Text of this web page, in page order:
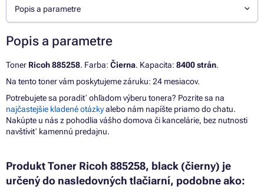
Popis a parametre
Popis a parametre
Toner Ricoh 885258. Farba: Čierna. Kapacita: 8400 strán.
Na tento toner vám poskytujeme záruku: 24 mesiacov.
Potrebujete sa poradiť ohľadom výberu tonera? Pozrite sa na
najčastejšie kladené otázkyalebo nám napíšte priamo do chatu.
Nakúpte u nás z pohodlia vášho domova či kancelárie, bez nutnosti
navštíviť kamennú predajnu.
Produkt Toner Ricoh 885258, black (čierny) je
určený do nasledovných tlačiarní, podobne ako: